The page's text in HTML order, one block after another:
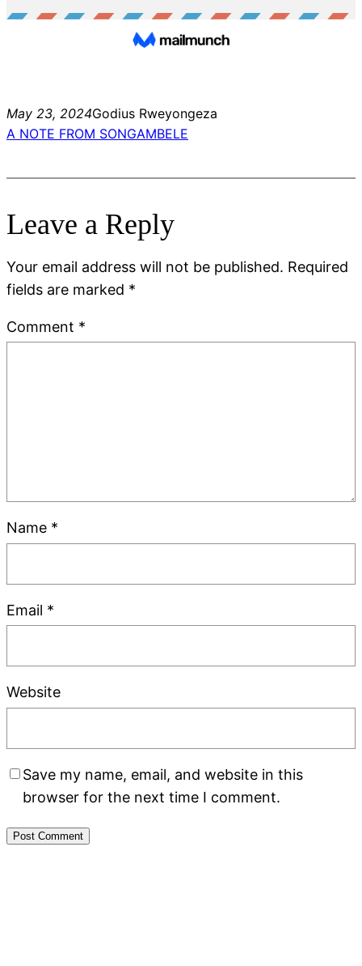
May 23, 2024Godius Rweyongeza
A NOTE FROM SONGAMBELE
Leave a Reply
Your email address will not be published. Required
fields are marked *
Comment *
Name *
Email *
Website
Save my name, email, and website in this
browser for the next time I comment.